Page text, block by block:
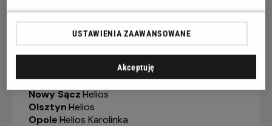
Legionowo-Helios
Legnica-
Helios
Lubin-
Helios
Łomża-
Helios
Nowy Sącz-
Helios
Olsztyn-
Helios
Opole-
Helios Karolinka
USTAWIENIA ZAAWANSOWANE
Akceptuję